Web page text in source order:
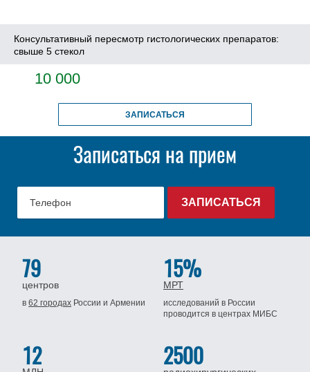
Консультативный пересмотр гистологических препаратов:
свыше 5 стекол
10 000
ЗАПИСАТЬСЯ
Записаться на прием
79
центров
в62 городах Россиии Армении
15%
МРТ
исследований в России
проводится в центрах МИБС
12 2500